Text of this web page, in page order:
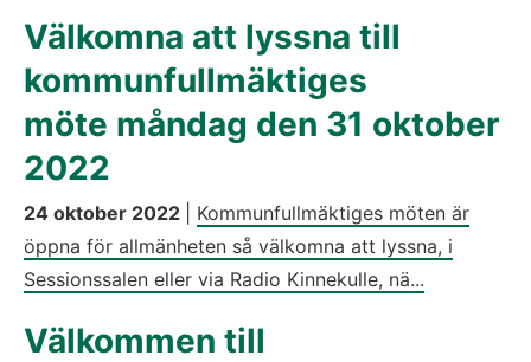
Välkomna att lyssna till
kommunfullmäktiges
möte måndag den 31 oktober
2022
24 oktober 2022
Kommunfullmäktiges möten är
öppna för allmänheten så välkomna att lyssna, i
Sessionssalen eller via Radio Kinnekulle, nä...
Välkommen till